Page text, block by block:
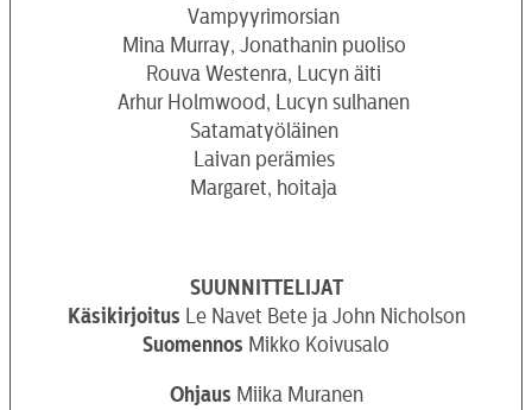
Vampyyrimorsian
Mina Murray, Jonathanin puoliso
Rouva Westenra, Lucyn äiti
Arhur Holmwood, Lucyn sulhanen
Satamatyöläinen
Laivan perämies
Margaret, hoitaja
SUUNNITTELIJAT
Käsikirjoitus Le Navet Bete ja John Nicholson
Suomennos Mikko Koivusalo
Ohjaus Miika Muranen